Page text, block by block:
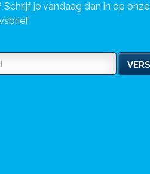
Schrijf je vandaag dan in op onze